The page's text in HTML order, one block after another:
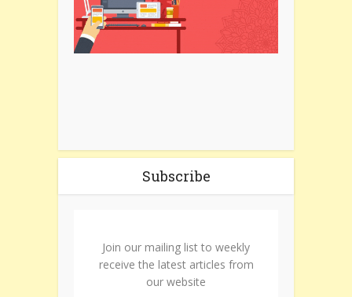
Subscribe
Join our mailing list to weekly
receive the latest articles from
our website